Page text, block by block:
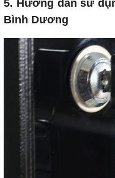
5. Hướng dẫn sử
Bình Dương